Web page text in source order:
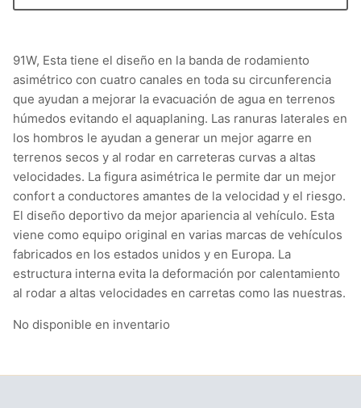
91W, Esta tiene el diseño en la banda de rodamiento
asimétrico con cuatro canales en toda su circunferencia
que ayudan a mejorar la evacuación de agua en terrenos
húmedos evitando el aquaplaning. Las ranuras laterales en
los hombros le ayudan a generar un mejor agarre en
terrenos secos y al rodar en carreteras curvas a altas
velocidades. La figura asimétrica le permite dar un mejor
confort a conductores amantes de la velocidad y el riesgo.
El diseño deportivo da mejor apariencia al vehículo. Esta
viene como equipo original en varias marcas de vehículos
fabricados en los estados unidos y en Europa. La
estructura interna evita la deformación por calentamiento
al rodar a altas velocidades en carretas como las nuestras.
No disponible en inventario